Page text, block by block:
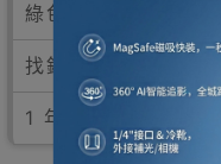
綠色LCD背光
找錢計算功能
1 年保養